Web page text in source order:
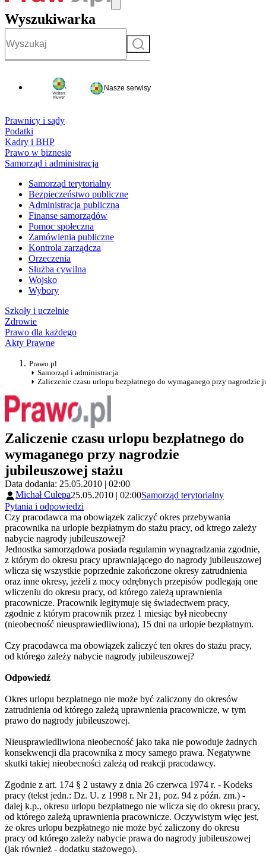
Wyszukiwarka
Szukaj
Nasze serwisy
Prawnicy i sądy
Podatki
Kadry i BHP
Prawo w biznesie
Samorząd i administracja
Samorząd terytorialny
Bezpieczeństwo publiczne
Administracja publiczna
Finanse samorządów
Pomoc społeczna
Zamówienia publiczne
Kontrola zarządcza
Orzeczenia
Służba cywilna
Wojsko
Wybory
Szkoły i uczelnie
Zdrowie
Prawo dla każdego
Akty Prawne
Prawo.pl
Samorząd i administracja
Zaliczenie czasu urlopu bezpłatnego do wymaganego przy nagrodzie
Zaliczenie czasu urlopu bezpłatnego do
wymaganego przy nagrodzie
jubileuszowej stażu
Data dodania: 25.05.2010 | 02:00
Michał Culepa25.05.2010 | 02:00Samorząd terytorialny
Pytania i odpowiedzi
Czy pracodawca ma obowiązek zaliczyć okres przebywania
pracownika na urlopie bezpłatnym do stażu pracy, od ktrego zależy
nabycie nagrody jubileuszowej?
Jednostka samorządowa posiada regulamin wynagradzania zgodnie,
z którym do okresu pracy uprawniającego do nagrody jubileuszowej
wlicza się wszystkie poprzednie zakończone okresy zatrudnienia
oraz inne okresy, jeżeli z mocy odrębnych przepisów podlegają one
wliczeniu do okresu pracy, od którego zależą uprawnienia
pracownicze. Pracownik legitymuje się świadectwem pracy,
zgodnie z którym pracownik przez 1 miesiąc był nieobecny
(nieobecność nieusprawiedliwiona), 15 dni na urlopie bezpłatnym.
Czy pracodawca ma obowiązek zaliczyć ten okres do stażu pracy,
od którego zależy nabycie nagrody jubileuszowej?
Odpowiedź
Okres urlopu bezpłatnego nie może być zaliczony do okresów
zatrudnienia od którego zależą uprawnienia pracownicze, w tym
prawo do nagrody jubileuszowej.
Nieusprawiedliwiona nieobecność jako taka nie powoduje żadnych
konsekwencji dla pracownika z mocy samego prawa. Negatywne
skutki takiej nieobecności zależą od reakcji pracodawcy.
Zgodnie z art. 174 § 2 ustawy z dnia 26 czerwca 1974 r. - Kodeks
pracy (tekst jedn.: Dz. U. z 1998 r. Nr 21, poz. 94 z późn. zm.) -
dalej k.p., okresu urlopu bezpłatnego nie wlicza się do okresu pracy,
od którego zależą uprawnienia pracownicze. Oczywistym więc jest,
że okres urlopu bezpłatnego nie może być zaliczony do okresu
pracy od którego zależy nabycie prawa do nagrody jubileuszowej
(jak również - dodatku stażowego).